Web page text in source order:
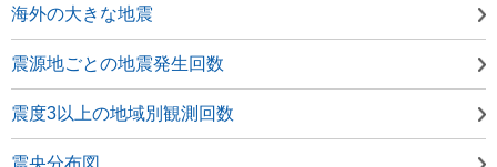
海外の大きな地震
震源地ごとの地震発生回数
震度3以上の地域別観測回数
震央分布図